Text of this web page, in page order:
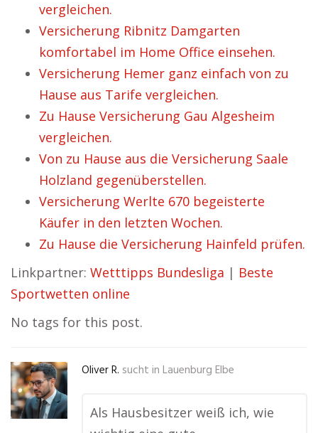
vergleichen.
Versicherung Ribnitz Damgarten
komfortabel im Home Office einsehen.
Versicherung Hemer ganz einfach von zu
Hause aus Tarife vergleichen.
Zu Hause Versicherung Gau Algesheim
vergleichen.
Von zu Hause aus die Versicherung Saale
Holzland gegenüberstellen.
Versicherung Werlte 670 begeisterte
Käufer in den letzten Wochen.
Zu Hause die Versicherung Hainfeld prüfen.
Linkpartner: Wetttipps Bundesliga | Beste
Sportwetten online
No tags for this post.
Oliver R. sucht in Lauenburg Elbe
Als Hausbesitzer weiß ich, wie